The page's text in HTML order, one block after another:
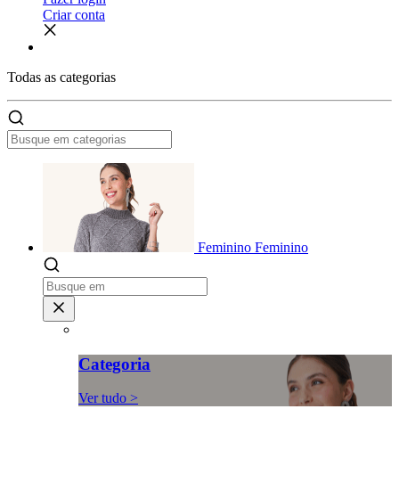
Criar conta
Todas as categorias
Feminino Feminino
Categoria
Ver tudo >